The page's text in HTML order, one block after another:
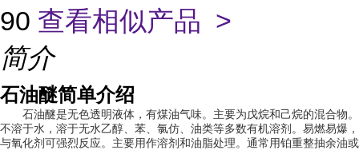
90 查看相似产品 >
简介
石油醚简单介绍
石油醚是无色透明液体，有煤油气味。主要为戊烷和己烷的混合物。
不溶于水，溶于无水乙醇、苯、氯仿、油类等多数有机溶剂。易燃易爆，
与氧化剂可强烈反应。主要用作溶剂和油脂处理。通常用铂重整抽余油或